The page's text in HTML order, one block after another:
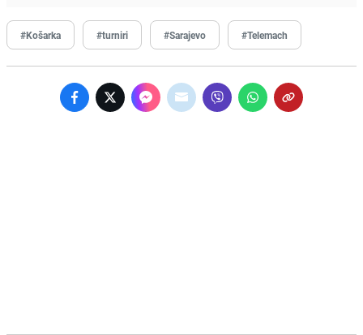
#Košarka #turniri #Sarajevo #Telemach